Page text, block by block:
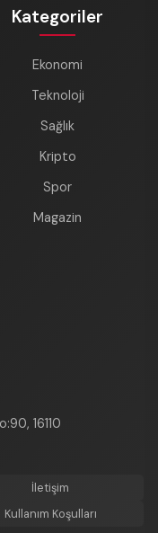
Kategoriler
Ekonomi
Teknoloji
Sağlık
Kripto
Spor
Magazin
16110
İletişim
Kullanım Koşulları